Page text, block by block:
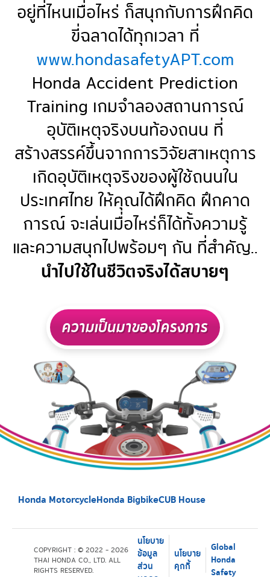
อยู่ที่ไหนเมื่อไหร่ ก็สนุกกับการฝึกคิด
ขี่ฉลาดได้ทุกเวลา ที่
www.hondasafetyAPT.com
Honda Accident Prediction
Training เกมจำลองสถานการณ์
อุบัติเหตุจริงบนท้องถนน ที่
สร้างสรรค์ขึ้นจากการวิจัยสาเหตุการ
เกิดอุบัติเหตุจริงของผู้ใช้ถนนใน
ประเทศไทย ให้คุณได้ฝึกคิด ฝึกคาด
การณ์ จะเล่นเมื่อไหร่ก็ได้ทั้งความรู้
และความสนุกไปพร้อมๆ กัน ที่สำคัญ..
นำไปใช้ในชีวิตจริงได้สบายๆ
ความเป็นมาของโครงการ
Honda MotorcycleHonda BigbikeCUB House
COPYRIGHT : © 2022 - 2026
THAI HONDA CO., LTD. ALL
RIGHTS RESERVED.
นโยบาย
ข้อมูล
ส่วน
นโยบาย
คุกกี้
Global
Honda
Safety